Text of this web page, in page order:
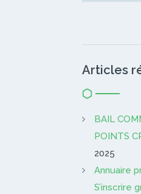
Articles
BAIL
POINTS
2025
Annuaire
S’inscrire